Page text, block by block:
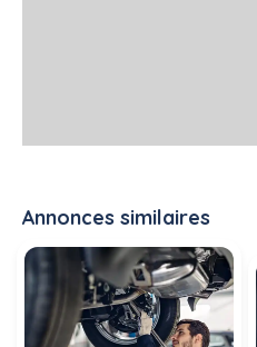
Annonces similaires